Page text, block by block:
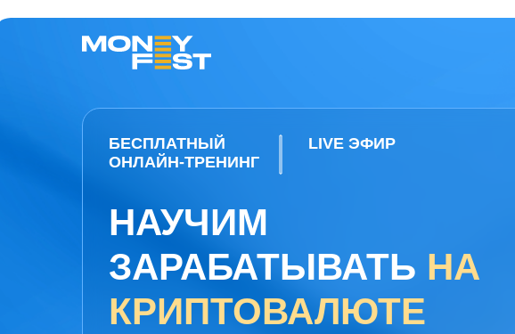
НАУЧИМ
ЗАРАБАТЫВАТЬ НА
КРИПТОВАЛЮТЕ
БЕСПЛАТНЫЙ
ОНЛАЙН-ТРЕНИНГ
LIVE ЭФИР